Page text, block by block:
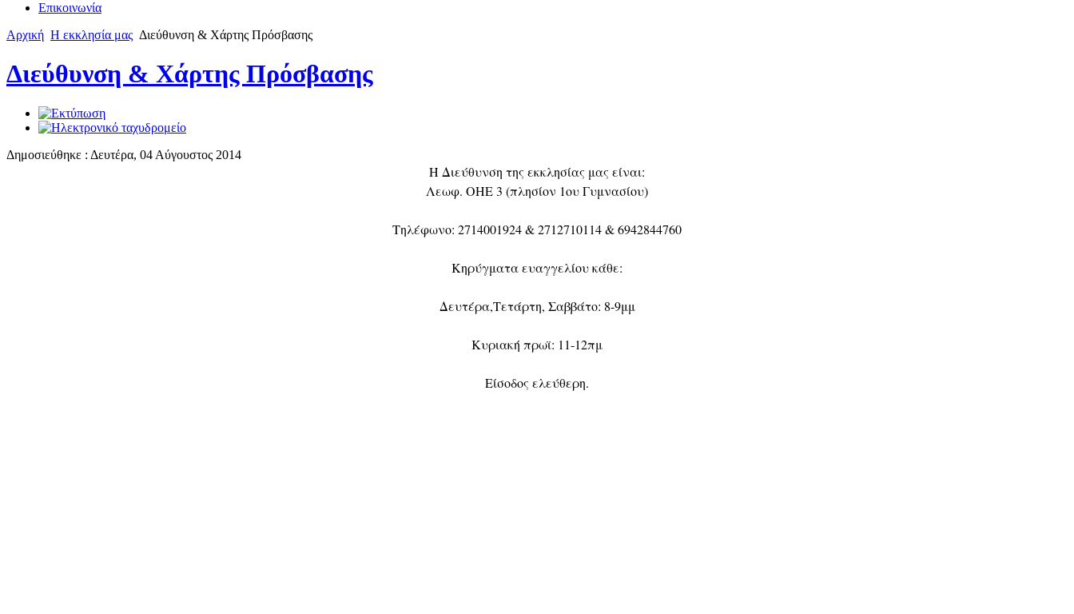
Επικοινωνία
Αρχική H εκκλησία μας Διεύθυνση & Χάρτης Πρόσβασης
Διεύθυνση & Χάρτης Πρόσβασης
Δημοσιεύθηκε : Δευτέρα, 04 Αύγουστος 2014
Η Διεύθυνση της εκκλησίας μας είναι:
Λεωφ. ΟΗΕ 3 (πλησίον 1ου Γυμνασίου)
Τηλέφωνο: 2714001924 & 2712710114 & 6942844760
Κηρύγματα ευαγγελίου κάθε:
Δευτέρα,Τετάρτη, Σαββάτο: 8-9μμ
Κυριακή πρωϊ: 11-12πμ
Είσοδος ελεύθερη.